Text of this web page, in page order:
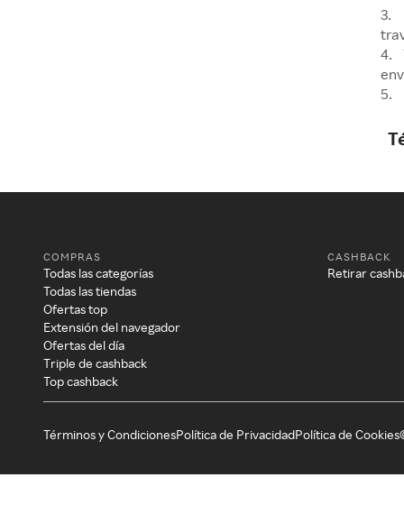
3.
4.
5.
COMPRAS
Todas las categorías
Todas las tiendas
Ofertas top
Extensión del navegador
Ofertas del día
Triple de cashback
Top cashback
CASHBACK
Retirar
Términos y CondicionesPolítica de PrivacidadPolítica de Cookies